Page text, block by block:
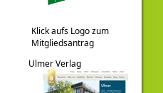
Klick aufs Logo zum
Mitgliedsantrag
Ulmer Verlag